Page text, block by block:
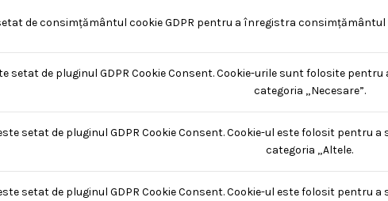
de consimțământul cookie GDPR pentru a înregistra
setat de pluginul GDPR Cookie Consent. Cookie-urile sunt folosite
categoria „Necesare”.
setat de pluginul GDPR Cookie Consent. Cookie-ul este folosit
categoria „Altele.
setat de pluginul GDPR Cookie Consent. Cookie-ul este folosit